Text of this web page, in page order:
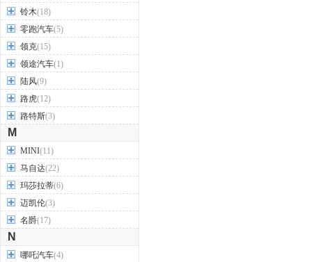
铃木(18)
零跑汽车(5)
领克(15)
领途汽车(1)
陆风(9)
路虎(12)
路特斯(3)
M
MINI(11)
马自达(22)
玛莎拉蒂(6)
迈凯伦(3)
名爵(17)
N
哪吒汽车(4)